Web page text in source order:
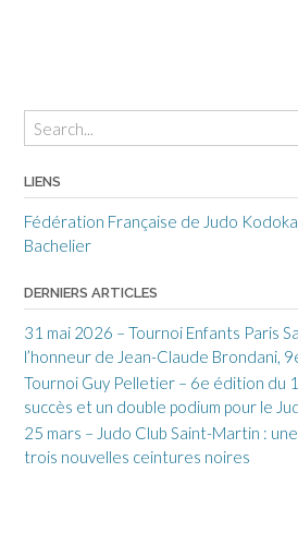
LIENS
Fédération Française de Judo
Bachelier
DERNIERS ARTICLES
31 mai 2026 – Tournoi Enfants Paris
l’honneur de Jean-Claude Brondani,
Tournoi Guy Pelletier – 6e édition du
succès et un double podium pour le
25 mars – Judo Club Saint-Martin :
trois nouvelles ceintures noires